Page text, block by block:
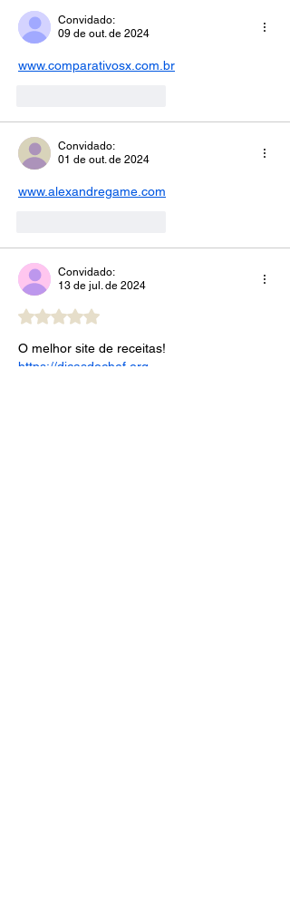
Convidado:
09 de out. de 2024
www.comparativosx.com.br
Convidado:
01 de out. de 2024
www.alexandregame.com
Convidado:
13 de jul. de 2024
Avaliado com 5 de 5 estrelas.
O melhor site de receitas!
https://dicasdochef.org